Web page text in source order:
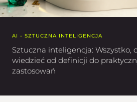
AI - SZTUCZNA INTELIGENCJA
Sztuczna inteligencja: Wszystko,
wiedzieć od definicji do
zastosowań